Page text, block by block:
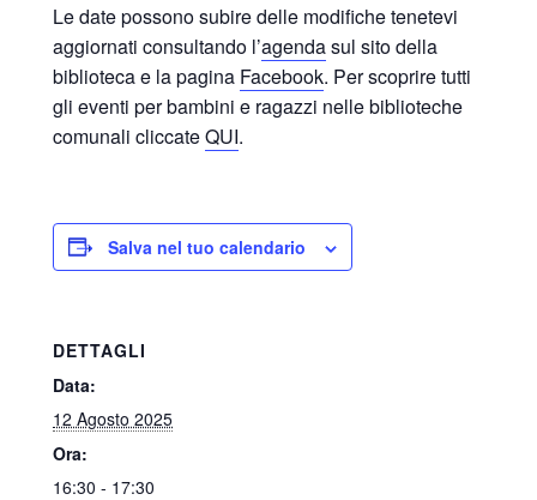
Le date possono subire delle modifiche tenetevi
aggiornati consultando l’agendasul sito della
biblioteca e la pagina Facebook. Per scoprire tutti
gli eventi per bambini e ragazzi nelle biblioteche
comunali cliccateQUI.
Salva nel tuo calendario
DETTAGLI
Data:
12 Agosto 2025
Ora:
16:30 - 17:30